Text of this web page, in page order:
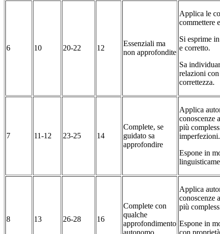
6 10 20-22 12
Essenziali ma
non approfondite
Applica le
commettere
Si esprime
e corretto.
Sa
relazioni
correttezza.
7 11-12 23-25 14
Complete, se
guidato sa
approfondire
Applica
conoscenze
più
Espone in
8 13 26-28 16
Complete con
qualche
approfondimento
Applica
conoscenze
più
Espone in